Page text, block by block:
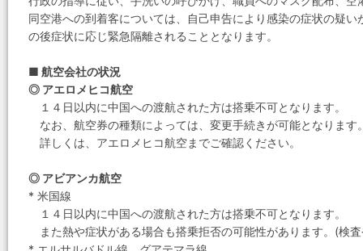
同空港への到着客については、自己申告により感染の症状の疑
の後症状に応じ緊急隔離されることとなります。
■ 航空会社の状況
◎ アエロメヒコ航空
１４日以内に中国への渡航された方は搭乗不可となります。
なお、航空券の種類によっては、変更手続きが可能となります
詳しくは、アエロメヒコ航空までご確認ください。
◎ アビアンカ航空
* 米国線
１４日以内に中国への渡航された方は搭乗不可となります。
また熱や症状がある場合も搭乗拒否の可能性があります。(検